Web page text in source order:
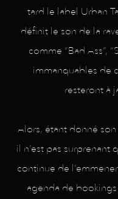
tard le label Urban
définit le son de la
comme “Bad Ass”,
immanquables de
resteront à
Alors, étant donné
il n’est pas surprenant
continue de
agenda de